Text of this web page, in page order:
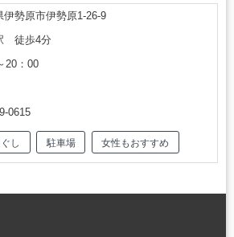
伊勢原市伊勢原1-26-9
徒歩4分
20：00
0615
し 駐車場 女性もおすすめ